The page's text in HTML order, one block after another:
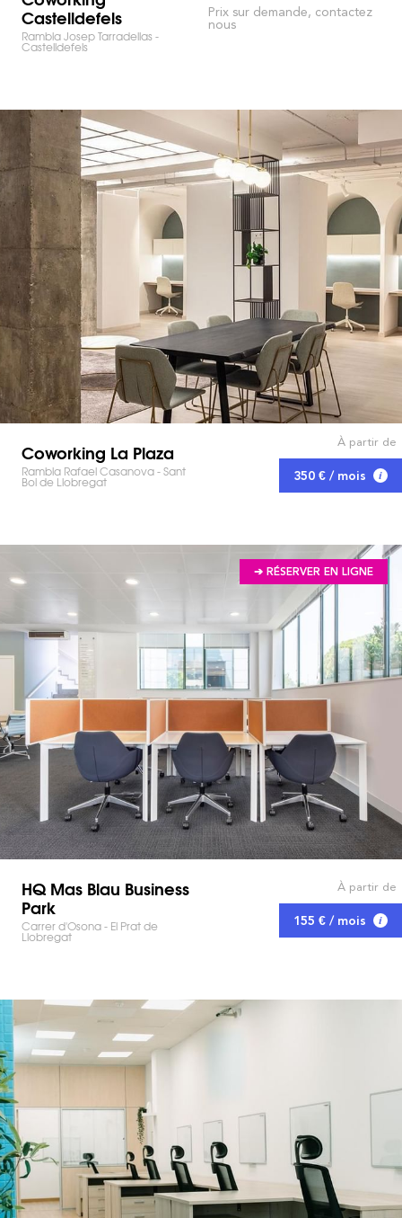
Castelldefels
Rambla Josep Tarradellas -
Castelldefels
Prix sur demande, contactez
nous
Coworking La Plaza
Rambla Rafael Casanova - Sant
Boi de Llobregat
À partir de
350 € / mois
➔ RÉSERVER EN LIGNE
HQ Mas Blau Business
Park
Carrer d'Osona - El Prat de
Llobregat
À partir de
155 € / mois